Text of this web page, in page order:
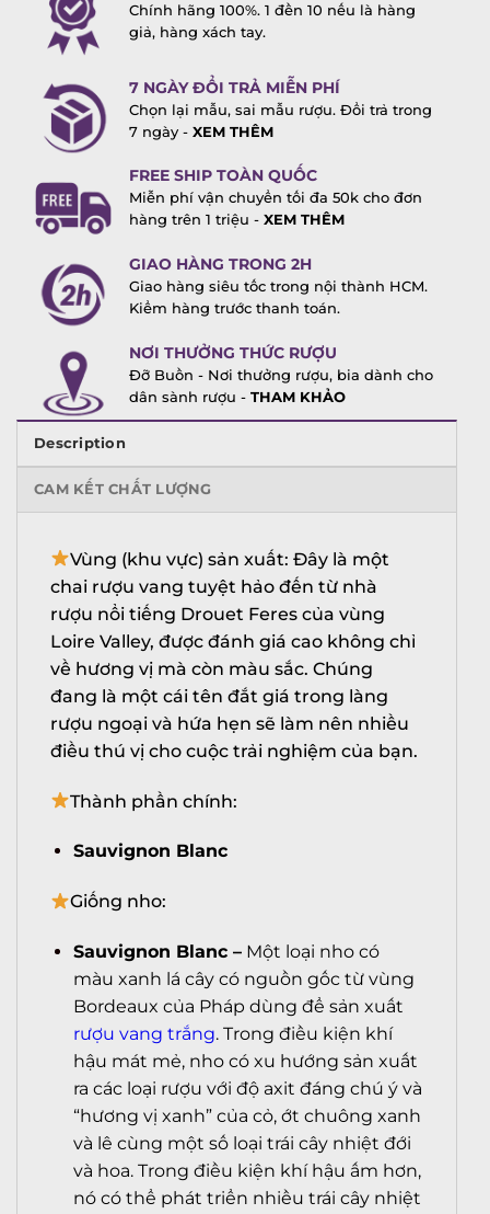
Chính hãng 100%. 1 đền 10 nếu là hàng
giả, hàng xách tay.
7 NGÀY ĐỔI TRẢ MIỄN PHÍ
Chọn lại mẫu, sai mẫu rượu. Đổi trả trong
7 ngày - XEM THÊM
FREE SHIP TOÀN QUỐC
Miễn phí vận chuyển tối đa 50k cho đơn
hàng trên 1 triệu - XEM THÊM
GIAO HÀNG TRONG 2H
Giao hàng siêu tốc trong nội thành HCM.
Kiểm hàng trước thanh toán.
NƠI THƯỞNG THỨC RƯỢU
Đỡ Buồn - Nơi thưởng rượu, bia dành cho
dân sành rượu - THAM KHẢO
Description
CAM KẾT CHẤT LƯỢNG
Vùng (khu vực) sản xuất: Đây là một
chai rượu vang tuyệt hảo đến từ nhà
rượu nổi tiếng Drouet Feres của vùng
Loire Valley, được đánh giá cao không chỉ
về hương vị mà còn màu sắc. Chúng
đang là một cái tên đắt giá trong làng
rượu ngoại và hứa hẹn sẽ làm nên nhiều
điều thú vị cho cuộc trải nghiệm của bạn.
Thành phần chính:
Sauvignon Blanc
Giống nho:
Sauvignon Blanc –Một loại nho có
màu xanh lá cây có nguồn gốc từ vùng
Bordeaux của Pháp dùng để sản xuất
rượu vang trắng. Trong điều kiện khí
hậu mát mẻ, nho có xu hướng sản xuất
ra các loại rượu với độ axit đáng chú ý và
“hương vị xanh” của cỏ, ớt chuông xanh
và lê cùng một số loại trái cây nhiệt đới
và hoa. Trong điều kiện khí hậu ấm hơn,
nó có thể phát triển nhiều trái cây nhiệt